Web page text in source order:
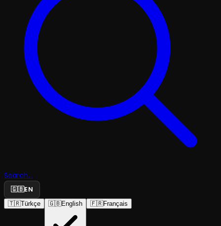
Search...
🇬🇧EN
🇹🇷Türkçe 🇬🇧English 🇫🇷Français